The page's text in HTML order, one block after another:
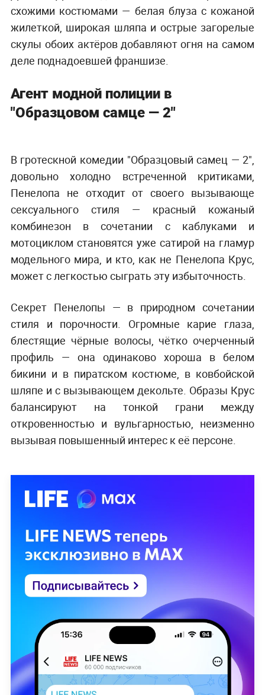
схожими костюмами — белая блуза с кожаной
жилеткой, широкая шляпа и острые загорелые
скулы обоих актёров добавляют огня на самом
деле поднадоевшей франшизе.
Агент модной полиции в
"Образцовом самце — 2"
В гротескной комедии "Образцовый самец — 2",
довольно холодно встреченной критиками,
Пенелопа не отходит от своего вызывающе
сексуального стиля — красный кожаный
комбинезон в сочетании с каблуками и
мотоциклом становятся уже сатирой на гламур
модельного мира, и кто, как не Пенелопа Крус,
может с легкостью сыграть эту избыточность.
Секрет Пенелопы — в природном сочетании
стиля и порочности. Огромные карие глаза,
блестящие чёрные волосы, чётко очерченный
профиль — она одинаково хороша в белом
бикини и в пиратском костюме, в ковбойской
шляпе и с вызывающем декольте. Образы Крус
балансируют на тонкой грани между
откровенностью и вульгарностью, неизменно
вызывая повышенный интерес к её персоне.